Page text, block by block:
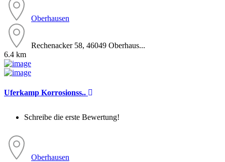
Oberhausen
Rechenacker 58, 46049 Oberhaus...
6.4 km
Uferkamp Korrosionss..
Schreibe die erste Bewertung!
Oberhausen